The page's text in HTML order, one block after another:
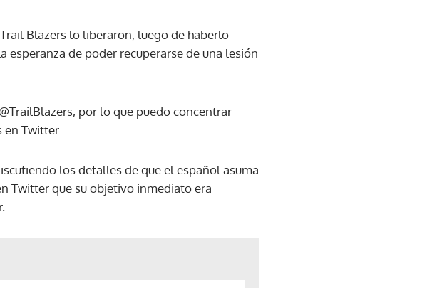
Blazers lo liberaron, luego de haberlo
de poder recuperarse de una lesión
por lo que puedo concentrar
Twitter.
los detalles de que el español asuma
Twitter que su objetivo inmediato era